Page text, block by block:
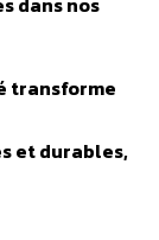
transforme
et durables,